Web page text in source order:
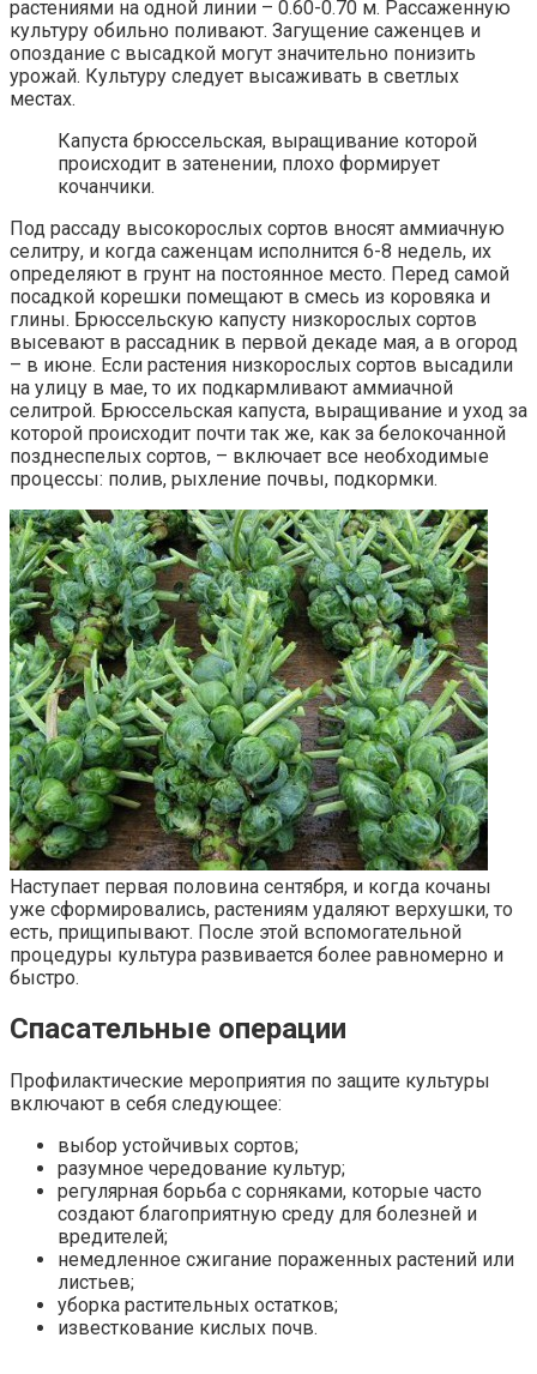
растениями на одной линии – 0.60-0.70 м. Рассаженную
культуру обильно поливают. Загущение саженцев и
опоздание с высадкой могут значительно понизить
урожай. Культуру следует высаживать в светлых
местах.
Капуста брюссельская, выращивание которой
происходит в затенении, плохо формирует
кочанчики.
Под рассаду высокорослых сортов вносят аммиачную
селитру, и когда саженцам исполнится 6-8 недель, их
определяют в грунт на постоянное место. Перед самой
посадкой корешки помещают в смесь из коровяка и
глины. Брюссельскую капусту низкорослых сортов
высевают в рассадник в первой декаде мая, а в огород
– в июне. Если растения низкорослых сортов высадили
на улицу в мае, то их подкармливают аммиачной
селитрой. Брюссельская капуста, выращивание и уход за
которой происходит почти так же, как за белокочанной
позднеспелых сортов, – включает все необходимые
процессы: полив, рыхление почвы, подкормки.
Наступает первая половина сентября, и когда кочаны
уже сформировались, растениям удаляют верхушки, то
есть, прищипывают. После этой вспомогательной
процедуры культура развивается более равномерно и
быстро.
Спасательные операции
Профилактические мероприятия по защите культуры
включают в себя следующее:
выбор устойчивых сортов;
разумное чередование культур;
регулярная борьба с сорняками, которые часто
создают благоприятную среду для болезней и
вредителей;
немедленное сжигание пораженных растений или
листьев;
уборка растительных остатков;
известкование кислых почв.